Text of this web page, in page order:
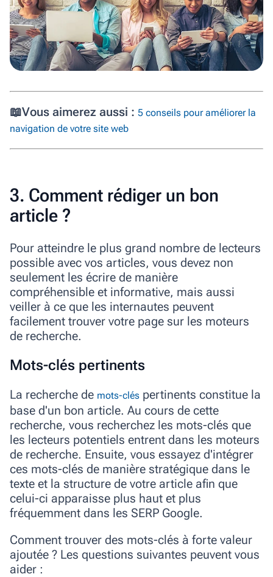
📖Vous aimerez aussi : 5 conseils pour améliorer la
navigation de votre site web
3. Comment rédiger un bon
article ?
Pour atteindre le plus grand nombre de lecteurs
possible avec vos articles, vous devez non
seulement les écrire de manière
compréhensible et informative, mais aussi
veiller à ce que les internautes peuvent
facilement trouver votre page sur les moteurs
de recherche.
Mots-clés pertinents
La recherche de mots-clés pertinents constitue la
base d'un bon article. Au cours de cette
recherche, vous recherchez les mots-clés que
les lecteurs potentiels entrent dans les moteurs
de recherche. Ensuite, vous essayez d'intégrer
ces mots-clés de manière stratégique dans le
texte et la structure de votre article afin que
celui-ci apparaisse plus haut et plus
fréquemment dans les SERP Google.
Comment trouver des mots-clés à forte valeur
ajoutée ? Les questions suivantes peuvent vous
aider :